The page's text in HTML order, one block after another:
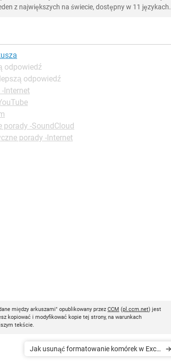
z największych na świecie, dostępny w 11 językach.
odpowiedź
odpowiedź
Internet
porady -SoundCloud
porady -Internet
między arkuszami" opublikowany przez CCM (pl.ccm.net) jest
kopiować i modyfikować kopie tej strony, na warunkach
tekście.
Jak usunąć formatowanie komórek w Excel